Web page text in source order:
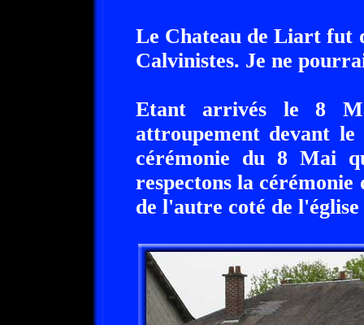
Le Chateau de Liart fut
Calvinistes. Je ne
Etant arrivés le 8
attroupement devant
cérémonie du 8 Mai
respectons la
de l'autre coté de